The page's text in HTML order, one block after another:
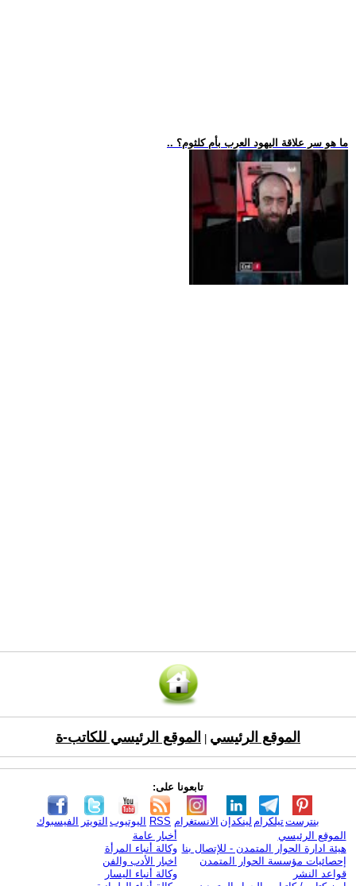
.. ما هو سر علاقة اليهود العرب بأم كلثوم؟
الموقع الرئيسي الموقع الرئيسي للكاتب-ة
تابعونا على:
الفيسبوك التويتر اليوتيوب RSS الانستغرام لينكدإن تيلكرامبنترست
الموقع الرئيسي
هيئة ادارة الحوار المتمدن - للإتصال بنا
إحصائيات مؤسسة الحوار المتمدن
قواعد النشر
أخبار عامة
وكالة أنباء المرأة
اخبار الأدب والفن
وكالة أنباء اليسار